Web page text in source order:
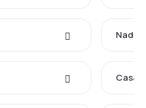
Nador